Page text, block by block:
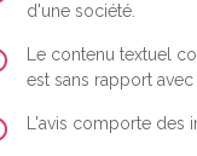
d'une société.
Le contenu textuel
est sans rapport avec
L'avis comporte